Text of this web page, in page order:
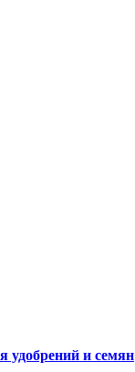
удобрений и семян